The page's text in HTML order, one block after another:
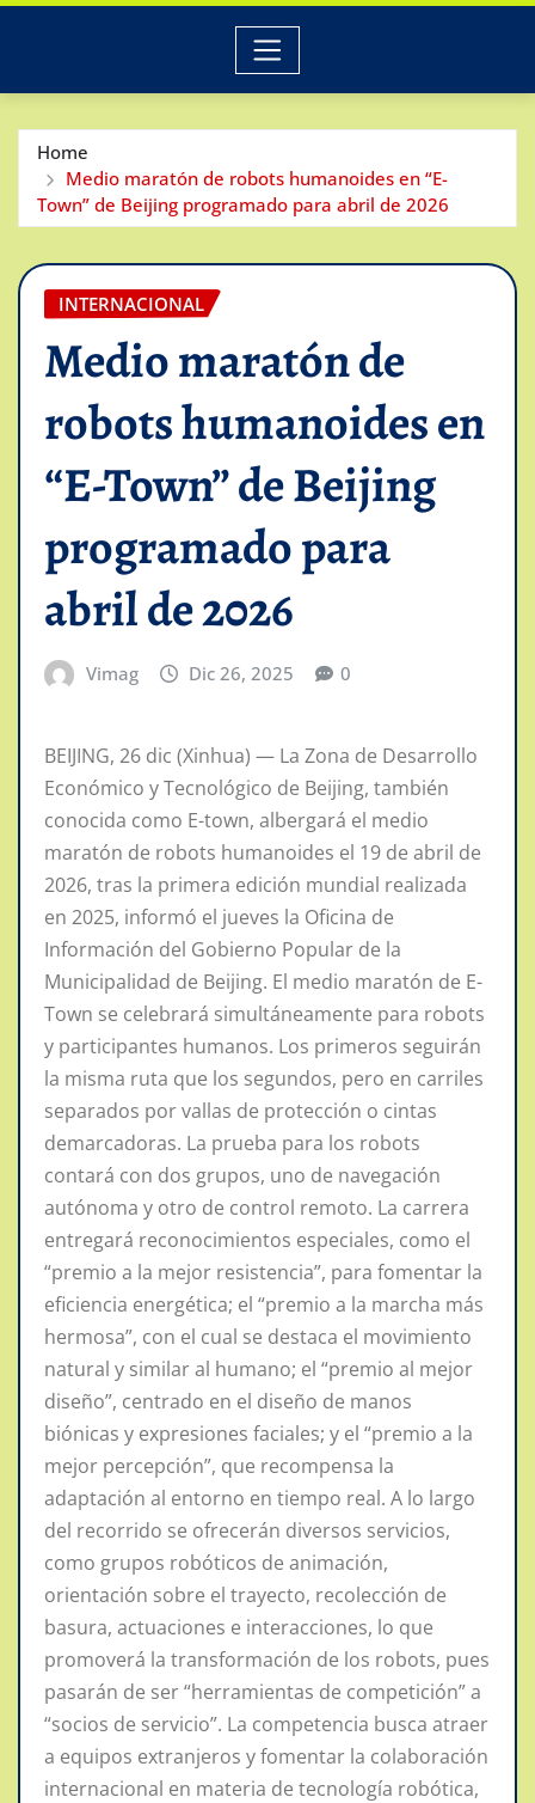
Home
Medio maratón de robots humanoides en “E-
Town” de Beijing programado para abril de 2026
INTERNACIONAL
Medio maratón de
robots humanoides en
“E-Town” de Beijing
programado para
abril de 2026
Vimag Dic 26, 2025 0
BEIJING, 26 dic (Xinhua) — La Zona de Desarrollo
Económico y Tecnológico de Beijing, también
conocida como E-town, albergará el medio
maratón de robots humanoides el 19 de abril de
2026, tras la primera edición mundial realizada
en 2025, informó el jueves la Oficina de
Información del Gobierno Popular de la
Municipalidad de Beijing. El medio maratón de E-
Town se celebrará simultáneamente para robots
y participantes humanos. Los primeros seguirán
la misma ruta que los segundos, pero en carriles
separados por vallas de protección o cintas
demarcadoras. La prueba para los robots
contará con dos grupos, uno de navegación
autónoma y otro de control remoto. La carrera
entregará reconocimientos especiales, como el
“premio a la mejor resistencia”, para fomentar la
eficiencia energética; el “premio a la marcha más
hermosa”, con el cual se destaca el movimiento
natural y similar al humano; el “premio al mejor
diseño”, centrado en el diseño de manos
biónicas y expresiones faciales; y el “premio a la
mejor percepción”, que recompensa la
adaptación al entorno en tiempo real. A lo largo
del recorrido se ofrecerán diversos servicios,
como grupos robóticos de animación,
orientación sobre el trayecto, recolección de
basura, actuaciones e interacciones, lo que
promoverá la transformación de los robots, pues
pasarán de ser “herramientas de competición” a
“socios de servicio”. La competencia busca atraer
a equipos extranjeros y fomentar la colaboración
internacional en materia de tecnología robótica,